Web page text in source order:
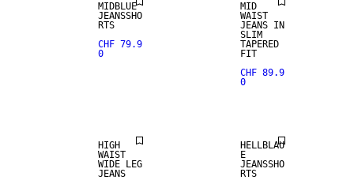
MIDBLUE
JEANSSHO
RTS
CHF 79.9
0
MID
WAIST
JEANS IN
SLIM
TAPERED
FIT
CHF 89.9
0
HIGH
WAIST
WIDE LEG
JEANS
HELLBLAU
E
JEANSSHO
RTS